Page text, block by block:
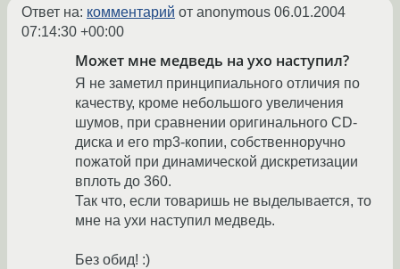
Ответ на: комментарий от anonymous 06.01.2004
07:14:30 +00:00
Может мне медведь на ухо наступил?
Я не заметил принципиального отличия по
качеству, кроме небольшого увеличения
шумов, при сравнении оригинального CD-
диска и его mp3-копии, собственноручно
пожатой при динамической дискретизации
вплоть до 360.
Так что, если товаришь не выделывается, то
мне на ухи наступил медведь.
Без обид! :)